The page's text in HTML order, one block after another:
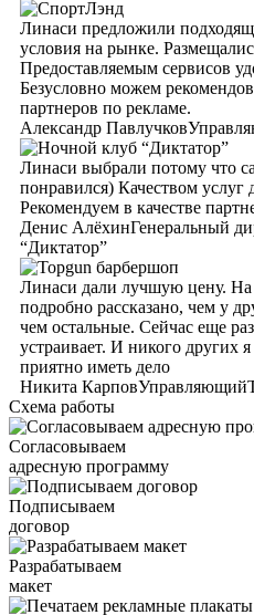
Линаси предложили
условия на рынке.
Предоставляемым сервисов
Безусловно можем
партнеров по рекламе.
Александр Павлучков
Линаси выбрали потому что
понравился) Качеством
Рекомендуем в качестве
Денис АлёхинГенеральный
“Диктатор”
Линаси дали лучшую цену. На
подробно рассказано, чем у
чем остальные. Сейчас еще
устраивает. И никого других
приятно иметь дело
Никита КарповУправляющий
Схема работы
Согласовываем
адресную программу
Подписываем
договор
Разрабатываем
макет